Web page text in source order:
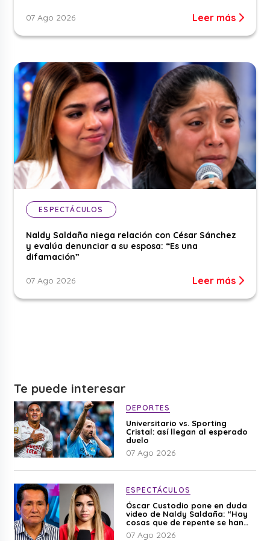
07 Ago 2026 Leer más
ESPECTÁCULOS
Naldy Saldaña niega relación con César Sánchez
y evalúa denunciar a su esposa: “Es una
difamación”
07 Ago 2026 Leer más
Te puede interesar
DEPORTES
Universitario vs. Sporting
Cristal: así llegan al esperado
duelo
07 Ago 2026
ESPECTÁCULOS
Óscar Custodio pone en duda
video de Naldy Saldaña: “Hay
cosas que de repente se han
editado”
07 Ago 2026